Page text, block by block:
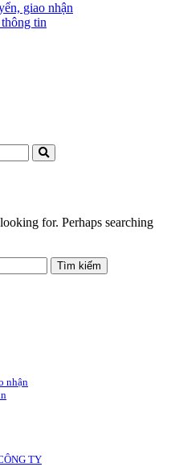
giao nhận
tin
for. Perhaps searching
nhận
TY